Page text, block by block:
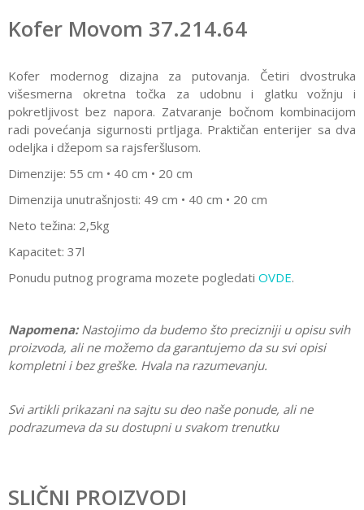
Kofer Movom 37.214.64
Kofer modernog dizajna za putovanja. Četiri dvostruka
višesmerna okretna točka za udobnu i glatku vožnju i
pokretljivost bez napora. Zatvaranje bočnom kombinacijom
radi povećanja sigurnosti prtljaga. Praktičan enterijer sa dva
odeljka i džepom sa rajsferšlusom.
Dimenzije: 55 cm • 40 cm • 20 cm
Dimenzija unutrašnjosti: 49 cm • 40 cm • 20 cm
Neto težina: 2,5kg
Kapacitet: 37l
Ponudu putnog programa mozete pogledati OVDE.
Napomena:Nastojimo da budemo što precizniji u opisu svih
proizvoda, ali ne možemo da garantujemo da su svi opisi
kompletni i bez greške. Hvala na razumevanju.
Svi artikli prikazani na sajtu su deo naše ponude, ali ne
podrazumeva da su dostupni u svakom trenutku
Ime/Nadimak
SLIČNI PROIZVODI